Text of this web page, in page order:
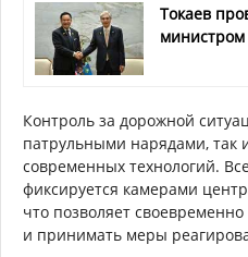
Токаев
Контроль за дорожной
патрульными нарядами, так
современных технологий.
фиксируется камерами
что позволяет
и принимать меры